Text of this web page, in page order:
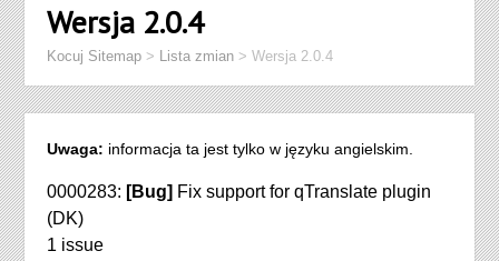
Wersja 2.0.4
Kocuj Sitemap > Lista zmian >Wersja 2.0.4
Uwaga: informacja ta jest tylko w języku angielskim.
0000283: [Bug] Fix support for qTranslate plugin
(DK)
1 issue